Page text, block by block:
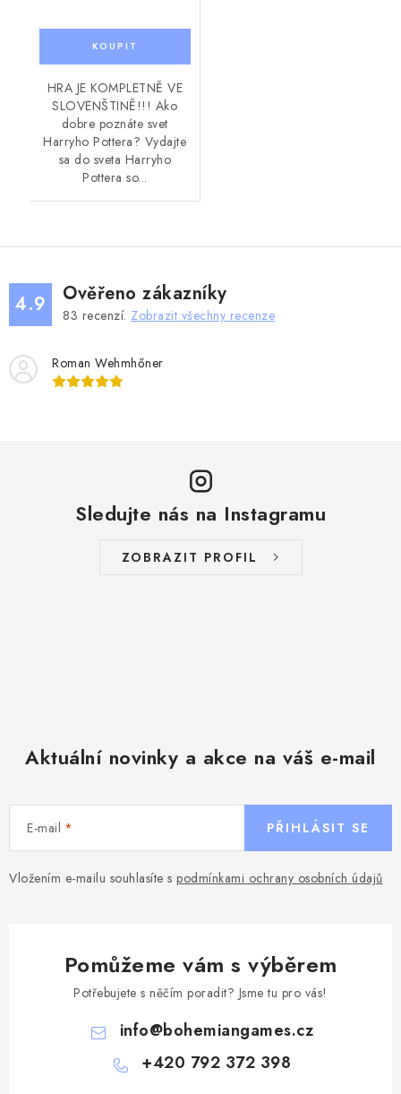
HRA JE KOMPLETNĚ VE
SLOVENŠTINĚ!!! Ako
dobre poznáte svet
Harryho Pottera? Vydajte
sa do sveta Harryho
Pottera so...
4.9 Ověřeno zákazníky
83 recenzí. Zobrazit všechny recenze
Roman Wehmhőner
Sledujte nás na Instagramu
ZOBRAZIT PROFIL
Aktuální novinky a akce na váš e-mail
E-mail
Vložením e-mailu souhlasíte s podmínkami ochrany osobních údajů
PŘIHLÁSIT SE
Pomůžeme vám s výběrem
Potřebujete s něčím poradit? Jsme tu pro vás!
info@bohemiangames.cz
+420 792 372 398